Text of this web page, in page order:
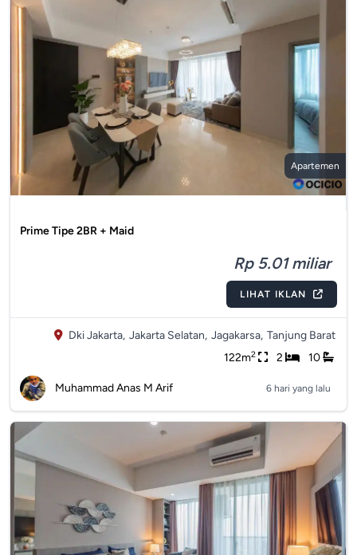
Apartemen
Prime Tipe 2BR + Maid
Rp 5.01 miliar
LIHAT IKLAN
Dki Jakarta, Jakarta Selatan, Jagakarsa, Tanjung Barat
122m2 2 10
Muhammad Anas M Arif 6 hari yang lalu